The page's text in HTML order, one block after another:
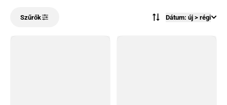
Szűrők Dátum: új > régi